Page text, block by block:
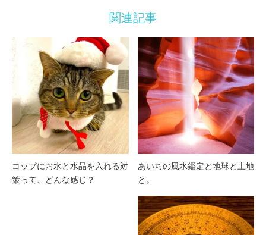
関連記事
コップにお水と水晶を入れる対
策って、どんな感じ？
あいちの風水鑑定と地球と土地
と。